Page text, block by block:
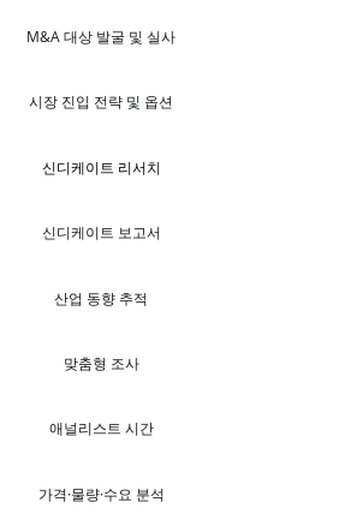
M&A 대상 발굴 및 실사
시장 진입 전략 및 옵션
신디케이트 리서치
신디케이트 보고서
산업 동향 추적
맞춤형 조사
애널리스트 시간
가격·물량·수요 분석